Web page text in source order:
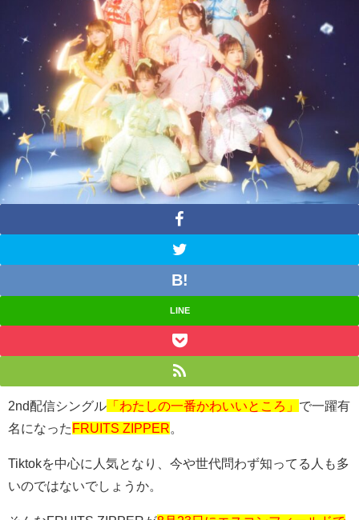
LINE
2nd配信シングル 「わたしの一番かわいいところ」 で一躍有
名になった FRUITS ZIPPER。
Tiktokを中心に人気となり、今や世代問わず知ってる人も多
いのではないでしょうか。